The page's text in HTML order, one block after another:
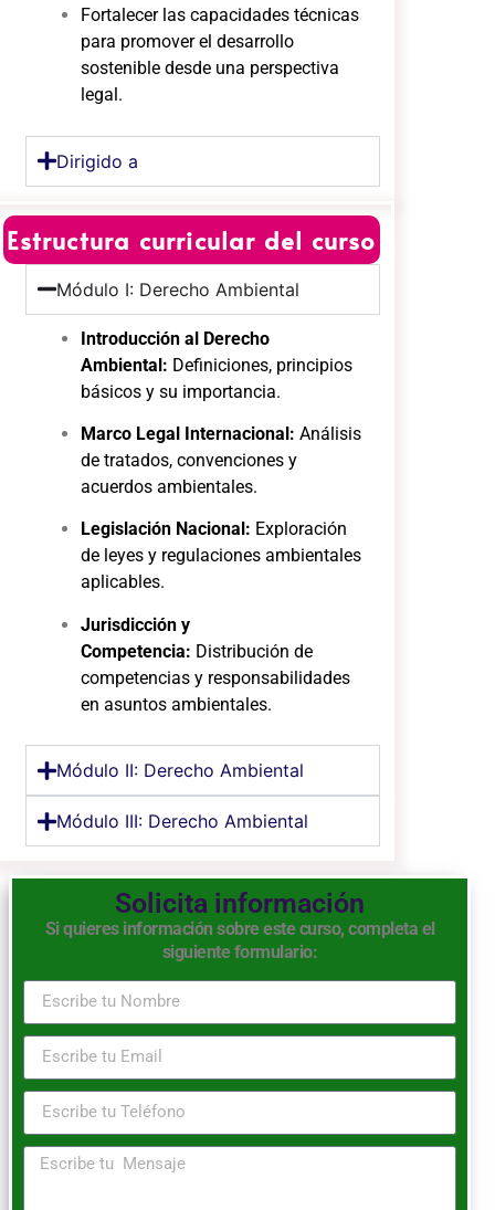
Fortalecer las capacidades técnicas
para promover el desarrollo
sostenible desde una perspectiva
legal.
Dirigido a
Estructura curricular del curso
Módulo I: Derecho Ambiental
Introducción al Derecho
Ambiental: Definiciones, principios
básicos y su importancia.
Marco Legal Internacional: Análisis
de tratados, convenciones y
acuerdos ambientales.
Legislación Nacional: Exploración
de leyes y regulaciones ambientales
aplicables.
Jurisdicción y
Competencia: Distribución de
competencias y responsabilidades
en asuntos ambientales.
Módulo II: Derecho Ambiental
Módulo III: Derecho Ambiental
Solicita información
Si quieres información sobre este curso, completa el
siguiente formulario: